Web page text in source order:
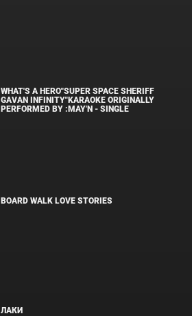
WHAT'S A HERO"SUPER SPACE SHERIFF
GAVAN INFINITY"KARAOKE ORIGINALLY
PERFORMED BY :MAY'N - SINGLE
BOARD WALK LOVE STORIES
ЛАКИ